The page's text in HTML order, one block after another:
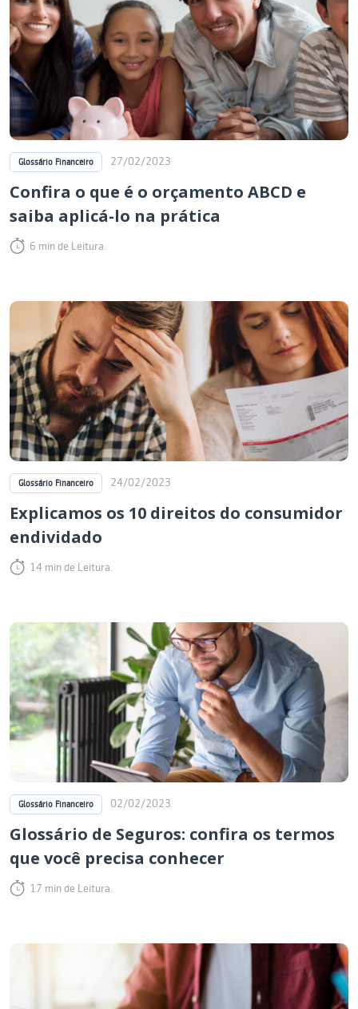
Glossário Financeiro 27/02/2023
Confira o que é o orçamento ABCD e
saiba aplicá-lo na prática
6 min de Leitura.
Glossário Financeiro 24/02/2023
Explicamos os 10 direitos do consumidor
endividado
14 min de Leitura.
Glossário Financeiro 02/02/2023
Glossário de Seguros: confira os termos
que você precisa conhecer
17 min de Leitura.